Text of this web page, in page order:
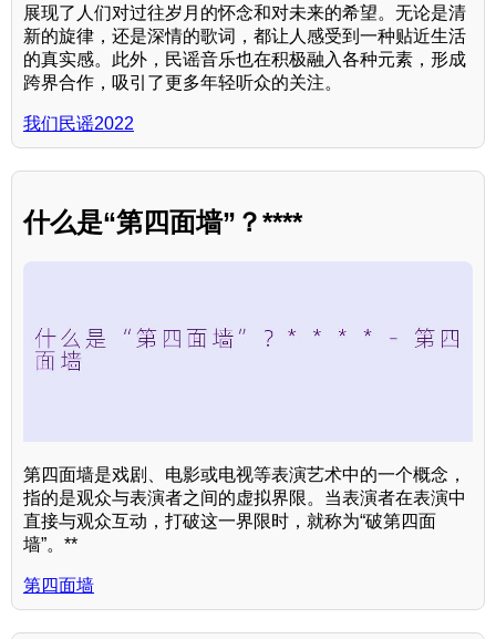
展现了人们对过往岁月的怀念和对未来的希望。无论是清
新的旋律，还是深情的歌词，都让人感受到一种贴近生活
的真实感。此外，民谣音乐也在积极融入各种元素，形成
跨界合作，吸引了更多年轻听众的关注。
我们民谣2022
什么是“第四面墙”？****
第四面墙是戏剧、电影或电视等表演艺术中的一个概念，
指的是观众与表演者之间的虚拟界限。当表演者在表演中
直接与观众互动，打破这一界限时，就称为“破第四面
墙”。**
第四面墙